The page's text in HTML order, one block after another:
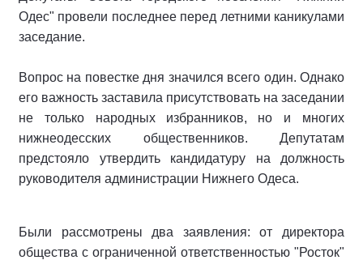
Одес" провели последнее перед летними каникулами
заседание.
Вопрос на повестке дня значился всего один. Однако
его важность заставила присутствовать на заседании
не только народных избранников, но и многих
нижнеодесских общественников. Депутатам
предстояло утвердить кандидатуру на должность
руководителя администрации Нижнего Одеса.
Были рассмотрены два заявления: от директора
общества с ограниченной ответственностью "Росток"